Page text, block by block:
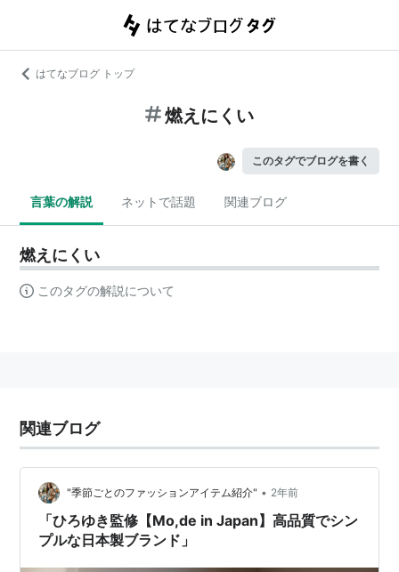
はてなブログ トップ
燃えにくい
このタグでブログを書く
言葉の解説 ネットで話題 関連ブログ
燃えにくい
このタグの解説について
関連ブログ
"季節ごとのファッションアイテム紹介" • 2年前
「ひろゆき監修【Mo,de in Japan】高品質でシン
プルな日本製ブランド」